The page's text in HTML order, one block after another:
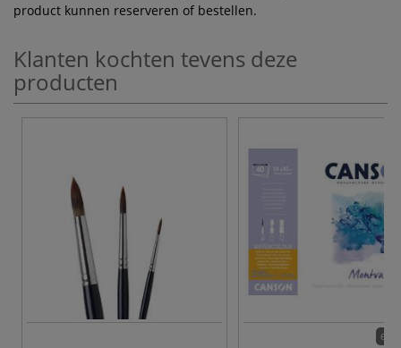
product kunnen reserveren of bestellen.
Klanten kochten tevens deze
producten
6